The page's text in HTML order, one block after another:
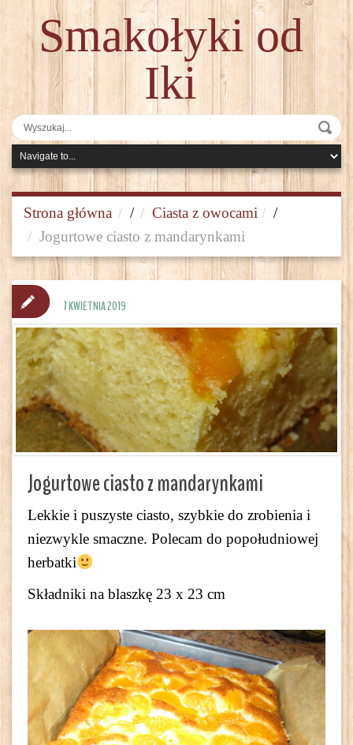
Smakołyki od
Iki
Strona główna / Ciasta z owocami
/
Jogurtowe ciasto z mandarynkami
Jogurtowe ciasto z mandarynkami
Lekkie i puszyste ciasto, szybkie do zrobienia i
niezwykle smaczne. Polecam do popołudniowej
herbatki
Składniki na blaszkę 23 x 23 cm
7 KWIETNIA 2019